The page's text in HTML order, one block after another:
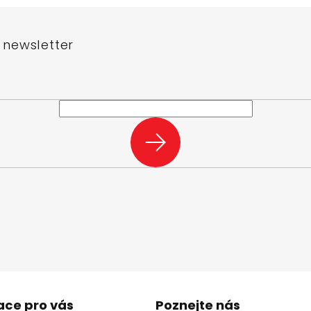
PŘIHLÁSIT
SE
pro vás Poznejte nás